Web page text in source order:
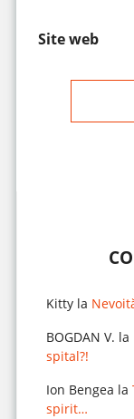
Site web
Kittyla
BOGDAN V. la
spital?!
Ion Bengea la
spirit…